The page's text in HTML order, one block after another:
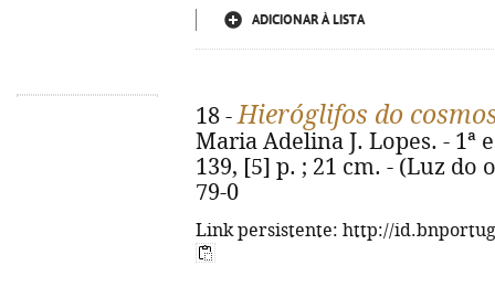
ADICIONAR À LISTA
18 -Hieróglifos do
Maria Adelina J. Lopes. - 1ª
139, [5] p. ; 21 cm. - (Luz do
79-0
Link persistente: http://